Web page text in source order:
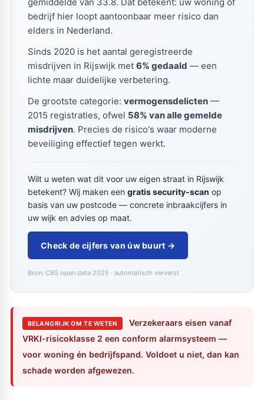
bedrijf hier loopt aantoonbaar meer risico dan
elders in Nederland.
Sinds 2020 is het aantal geregistreerde
misdrijven in Rijswijk met 6% gedaald — een
lichte maar duidelijke verbetering.
De grootste categorie: vermogensdelicten—
2015 registraties, ofwel 58% van alle gemelde
misdrijven. Precies de risico's waar moderne
beveiliging effectief tegen werkt.
Wilt u weten wat dit voor uw eigen straat in Rijswijk
betekent? Wij maken een gratis security-scan op
basis van uw postcode — concrete inbraakcijfers in
uw wijk en advies op maat.
Check de cijfers van úw buurt →
Bron: CBS open data 2025 · automatisch ververst
BELANGRIJK OM TE WETEN
Verzekeraars eisen vanaf
VRKI-risicoklasse 2 een conform alarmsysteem —
voor woning én bedrijfspand. Voldoet u niet, dan kan
schade worden afgewezen.